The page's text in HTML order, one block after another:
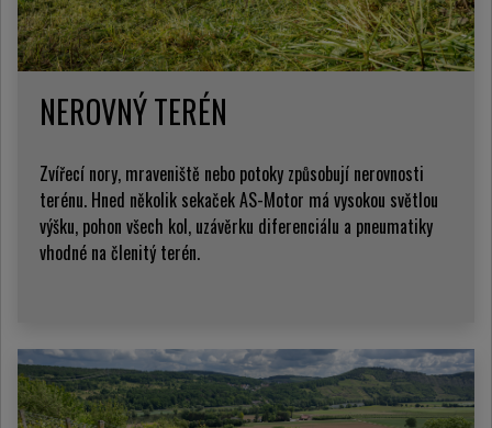
NEROVNÝ TERÉN
Zvířecí nory, mraveniště nebo potoky způsobují nerovnosti
terénu. Hned několik sekaček AS-Motor má vysokou světlou
výšku, pohon všech kol, uzávěrku diferenciálu a pneumatiky
vhodné na členitý terén.